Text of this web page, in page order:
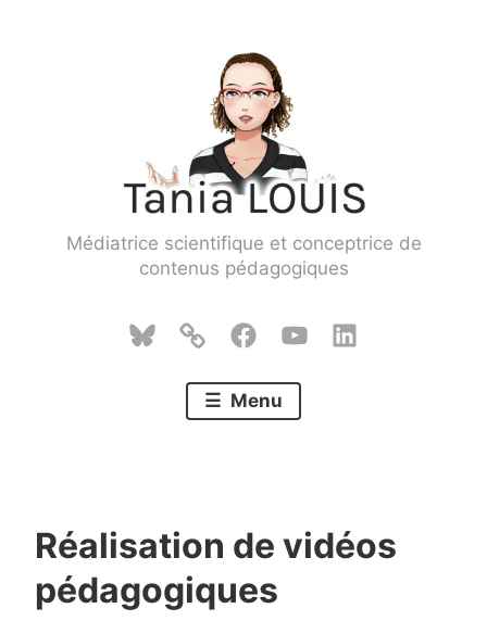
Médiatrice scientifique et conceptrice de
contenus pédagogiques
BlueskyMastodon
Facebook
YouTubeLinkedIn
Menu
Réalisation de vidéos
pédagogiques